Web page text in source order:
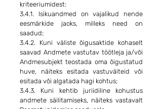
kriteeriumidest:
3.4.1. Isikuandmed on vajalikud nende
eesmärkide jaoks, milleks need on
saadud;
3.4.2. Kuni väliste õigusaktide kohaselt
saavad Andmete vastutav töötleja ja/või
Andmesubjekt teostada oma õigustatud
huve, näiteks esitada vastuväiteid või
esitada või algatada hagi kohtus;
3.4.3. Kuni kehtib juriidiline kohustus
andmete säilitamiseks, näiteks vastavalt